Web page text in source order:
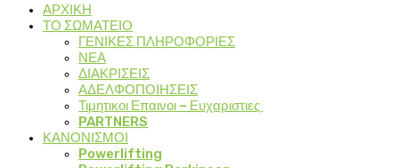
ΑΡΧΙΚΗ
ΤΟ ΣΩΜΑΤΕΙΟ
ΓΕΝΙΚΕΣ ΠΛΗΡΟΦΟΡΙΕΣ
ΝΕΑ
ΔΙΑΚΡΙΣΕΙΣ
ΑΔΕΛΦΟΠΟΙΗΣΕΙΣ
Τιμητικοι Επαινοι – Ευχαριστιες
PARTNERS
ΚΑΝΟΝΙΣΜΟΙ
Powerlifting